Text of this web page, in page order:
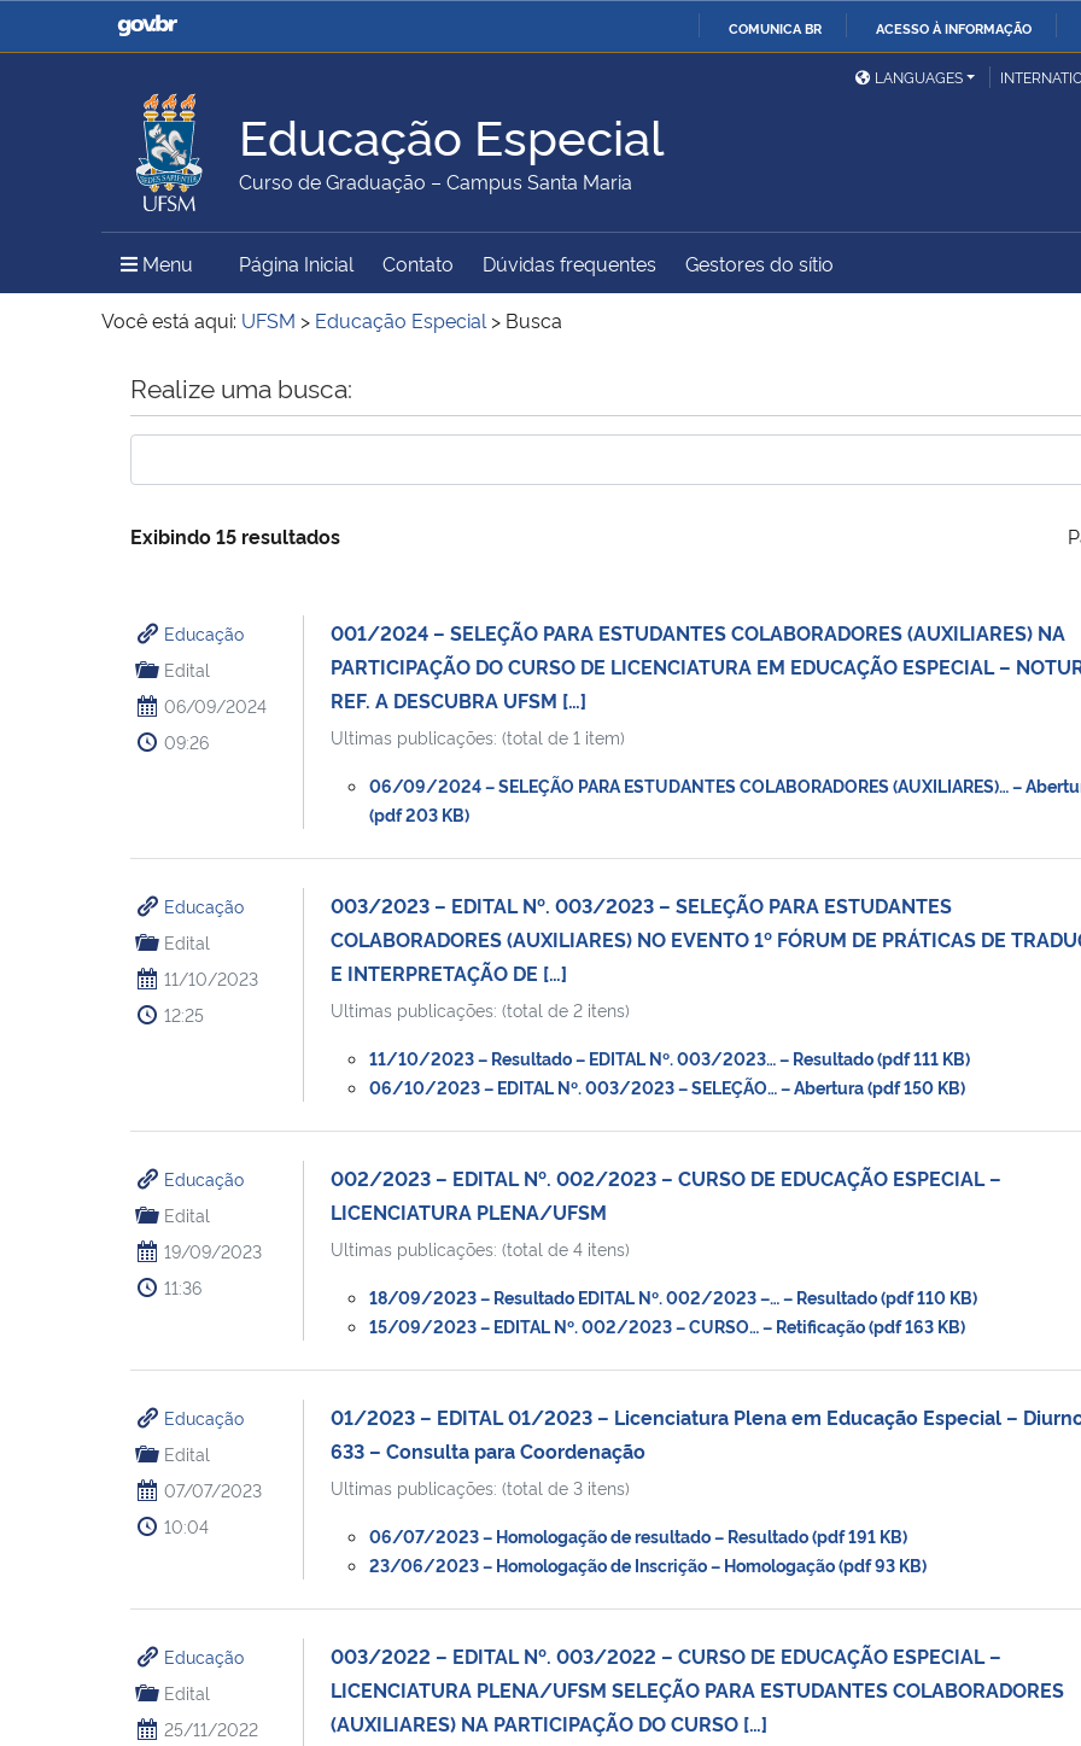
COMUNICA BR ACESSO À INFORMAÇÃO
Casa Civil
Ministério da Justiça e
Ministério da Defesa
Ministério das Relações
Exteriores
Ministério da Agricultura,
Pecuária e Abastecimento
Ministério da Educação Ministério da Cidadania
Ministério do Meio Ambiente Ministério do Turismo
Ministério do
Controladoria-Geral da
LANGUAGES
Educação Especial
Curso de Graduação – Campus Santa Maria
Menu Menu Principal do Sítio
Página Inicial Contato Dúvidas frequentes Gestores do sítio
Você está aqui: UFSM > Educação Especial > Busca
Início do conteúdo
Realize uma busca:
Exibindo 15 resultados
Educação
Edital
06/09/2024
09:26
001/2024 – SELEÇÃO PARA ESTUDANTES COLABORADORES (AUXILIARES) NA
PARTICIPAÇÃO DO CURSO DE LICENCIATURA EM EDUCAÇÃO ESPECIAL –
REF. A DESCUBRA UFSM […]
Ultimas publicações: (total de 1 item)
06/09/2024 – SELEÇÃO PARA ESTUDANTES COLABORADORES (AUXILIARES)… –
(pdf 203 KB)
Educação
Edital
11/10/2023
12:25
003/2023 – EDITAL Nº. 003/2023 – SELEÇÃO PARA ESTUDANTES
COLABORADORES (AUXILIARES) NO EVENTO 1º FÓRUM DE PRÁTICAS DE
E INTERPRETAÇÃO DE […]
Ultimas publicações: (total de 2 itens)
11/10/2023 – Resultado – EDITAL Nº. 003/2023… – Resultado (pdf 111 KB)
06/10/2023 – EDITAL Nº. 003/2023 – SELEÇÃO… – Abertura (pdf 150 KB)
Educação
Edital
19/09/2023
11:36
002/2023 – EDITAL Nº. 002/2023 – CURSO DE EDUCAÇÃO ESPECIAL –
LICENCIATURA PLENA/UFSM
Ultimas publicações: (total de 4 itens)
18/09/2023 – Resultado EDITAL Nº. 002/2023 –… – Resultado (pdf 110 KB)
15/09/2023 – EDITAL Nº. 002/2023 – CURSO… – Retificação (pdf 163 KB)
Educação
Edital
07/07/2023
10:04
01/2023 – EDITAL 01/2023 – Licenciatura Plena em Educação Especial –
633 – Consulta para Coordenação
Ultimas publicações: (total de 3 itens)
06/07/2023 – Homologação de resultado – Resultado (pdf 191 KB)
23/06/2023 – Homologação de Inscrição – Homologação (pdf 93 KB)
Educação
Edital
25/11/2022
003/2022 – EDITAL Nº. 003/2022 – CURSO DE EDUCAÇÃO ESPECIAL –
LICENCIATURA PLENA/UFSM SELEÇÃO PARA ESTUDANTES COLABORADORES
(AUXILIARES) NA PARTICIPAÇÃO DO CURSO […]